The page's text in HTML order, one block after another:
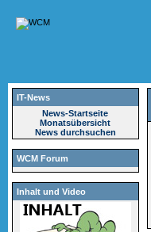
IT-News
News-Startseite
Monatsübersicht
News durchsuchen
WCM Forum
Inhalt und Video